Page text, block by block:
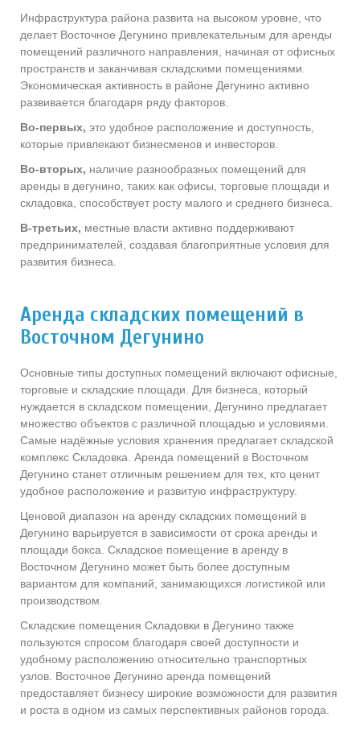
Инфраструктура района развита на высоком уровне, что
делает Восточное Дегунино привлекательным для аренды
помещений различного направления, начиная от офисных
пространств и заканчивая складскими помещениями.
Экономическая активность в районе Дегунино активно
развивается благодаря ряду факторов.
Во-первых, это удобное расположение и доступность,
которые привлекают бизнесменов и инвесторов.
Во-вторых, наличие разнообразных помещений для
аренды в дегунино, таких как офисы, торговые площади и
складовка, способствует росту малого и среднего бизнеса.
В-третьих, местные власти активно поддерживают
предпринимателей, создавая благоприятные условия для
развития бизнеса.
Аренда складских помещений в
Восточном Дегунино
Основные типы доступных помещений включают офисные,
торговые и складские площади. Для бизнеса, который
нуждается в складском помещении, Дегунино предлагает
множество объектов с различной площадью и условиями.
Самые надёжные условия хранения предлагает складской
комплекс Складовка. Аренда помещений в Восточном
Дегунино станет отличным решением для тех, кто ценит
удобное расположение и развитую инфраструктуру.
Ценовой диапазон на аренду складских помещений в
Дегунино варьируется в зависимости от срока аренды и
площади бокса. Складское помещение в аренду в
Восточном Дегунино может быть более доступным
вариантом для компаний, занимающихся логистикой или
производством.
Складские помещения Складовки в Дегунино также
пользуются спросом благодаря своей доступности и
удобному расположению относительно транспортных
узлов. Восточное Дегунино аренда помещений
предоставляет бизнесу широкие возможности для развития
и роста в одном из самых перспективных районов города.